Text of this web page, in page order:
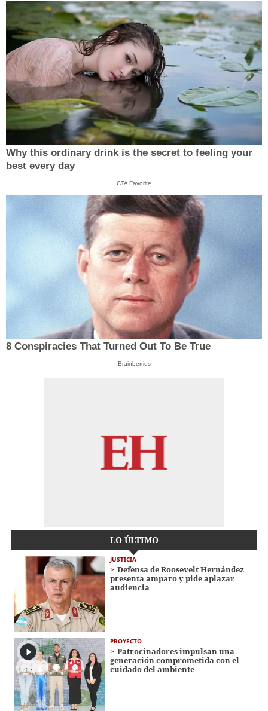
Why this ordinary drink is the secret to feeling your
best every day
CTA Favorite
8 Conspiracies That Turned Out To Be True
Brainberries
LO ÚLTIMO
JUSTICIA
Defensa de Roosevelt Hernández
presenta amparo y pide aplazar
audiencia
PROYECTO
Patrocinadores impulsan una
generación comprometida con el
cuidado del ambiente